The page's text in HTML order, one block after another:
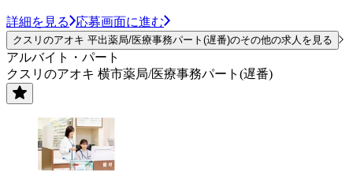
詳細を見る 応募画面に進む
クスリのアオキ 平出薬局/医療事務パート(遅番)のその他の求人を見る
アルバイト・パート
クスリのアオキ 横市薬局/医療事務パート(遅番)